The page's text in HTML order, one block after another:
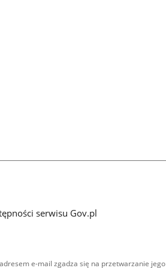
serwisu Gov.pl
e-mail zgadza się na przetwarzanie jego